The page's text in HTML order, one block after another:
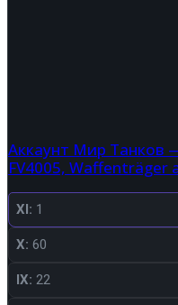
Аккаунт Мир Танков
FV4005, Waffenträger
XI: 1
X: 60
IX: 22